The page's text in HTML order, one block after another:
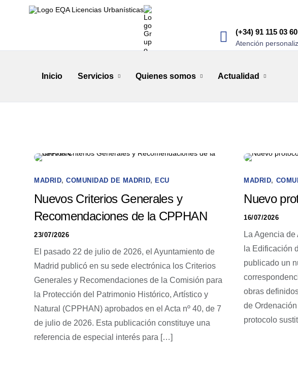
(+34) 91 115 03 60
Atención
Inicio Servicios Quienes somos Actualidad
MADRID,COMUNIDAD DE MADRID, ECU
Nuevos Criterios Generales y
Recomendaciones de la CPPHAN
23/07/2026
El pasado 22 de julio de 2026, el Ayuntamiento de
Madrid publicó en su sede electrónica los Criterios
Generales y Recomendaciones de la Comisión para
la Protección del Patrimonio Histórico, Artístico y
Natural (CPPHAN) aprobados en el Acta nº 40, de 7
de julio de 2026. Esta publicación constituye una
referencia de especial interés para […]
MADRID,
Nuevo
16/07/2026
La Agencia
la Edificación
publicado un
obras
de
protocolo